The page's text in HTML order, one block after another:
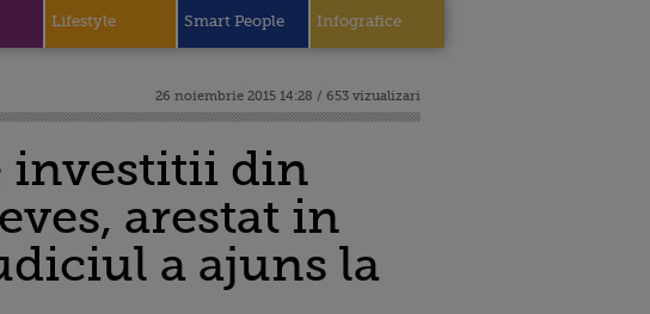
Lifestyle Smart People Infografice
26 noiembrie 2015 14:28 / 653 vizualizari
investitii din
arestat in
a ajuns la